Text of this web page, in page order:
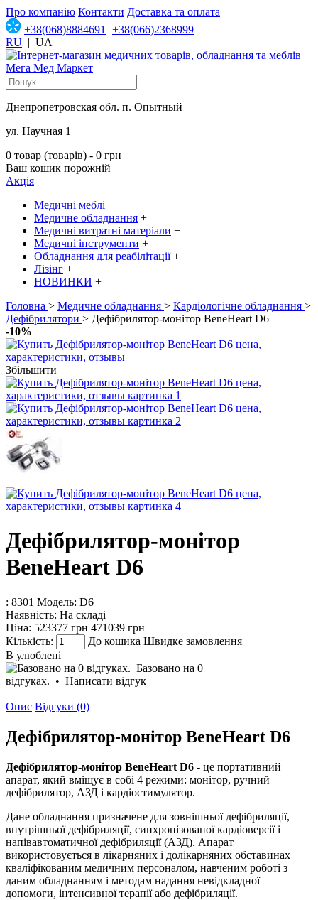
Про компанію Контакти Доставка та оплата
+38(068)8884691
+38(066)2368999
RU | UA
Днепропетровская обл. п. Опытный
ул. Научная 1
0 товар (товарів) - 0 грн
Ваш кошик порожній
Акція
Медичні меблі +
Медичне обладнання +
Медичні витратні матеріали +
Медичні інструменти +
Обладнання для реабілітації +
Лізінг +
НОВИНКИ +
Головна > Медичне обладнання > Кардіологічне обладнання >
Дефібрилятори > Дефібрилятор-монітор BeneHeart D6
-10%
Збільшити
Дефібрилятор-монітор
BeneHeart D6
: 8301 Модель: D6
Наявність: На складі
Ціна: 523377 грн 471039 грн
Кількість:
До кошика Швидке замовлення
В улюблені
Базовано на 0
відгуках. • Написати відгук
Опис Відгуки (0)
Дефібрилятор-монітор BeneHeart D6
Дефібрилятор-монітор BeneHeart D6 - це портативний
апарат, який вміщує в собі 4 режими: монітор, ручний
дефібрилятор, АЗД і кардіостимулятор.
Дане обладнання призначене для зовнішньої дефібриляції,
внутрішньої дефібриляції, синхронізованої кардіоверсії і
напівавтоматичної дефібриляції (АЗД). Апарат
використовується в лікарняних і долікарняних обставинах
кваліфікованим медичним персоналом, навченим роботі з
даним обладнанням і методам надання невідкладної
допомоги, інтенсивної терапії або дефібриляції.